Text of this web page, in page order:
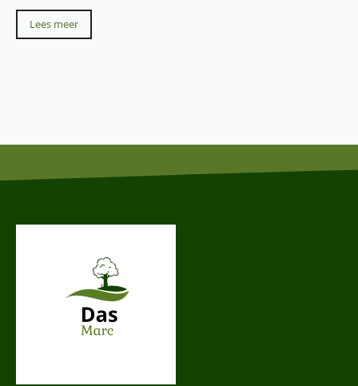
Lees meer